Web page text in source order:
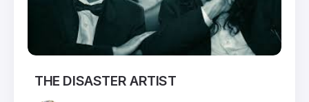
THE DISASTER ARTIST